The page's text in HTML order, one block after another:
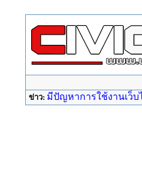
ข่าว: มีปัญหาการใช้งานเว็